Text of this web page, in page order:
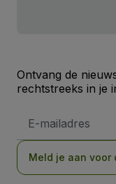
Ontvang de
rechtstreeks in je
mailadres
Meld je aan voor